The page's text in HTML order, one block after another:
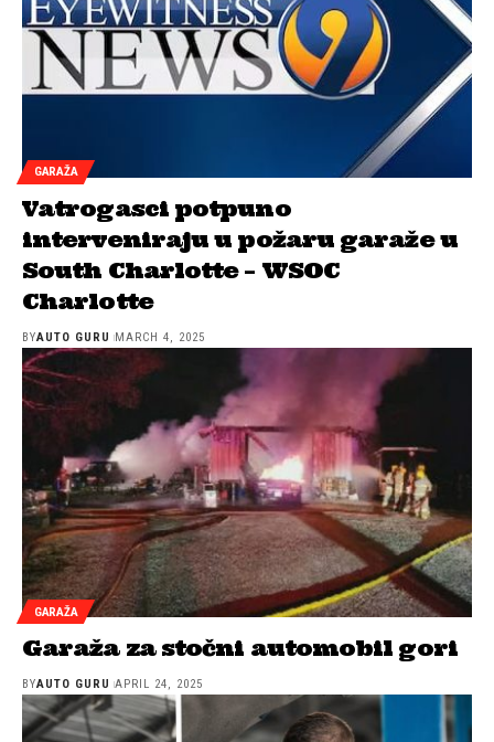
GARAŽA
Vatrogasci potpuno
interveniraju u požaru garaže u
South Charlotte – WSOC
Charlotte
BYAUTO GURU MARCH 4, 2025
GARAŽA
Garaža za stočni automobil gori
BYAUTO GURU APRIL 24, 2025